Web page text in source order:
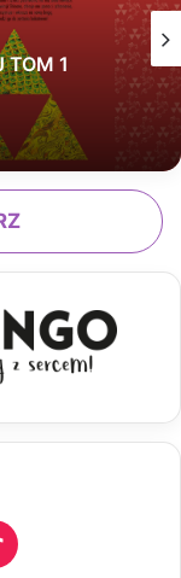
TOM 1
T